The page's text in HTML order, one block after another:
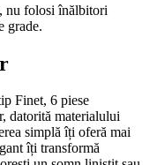
nu folosi înălbitori
grade.
Finet, 6 piese
datorită materialului
simplă îți oferă mai
îți transformă